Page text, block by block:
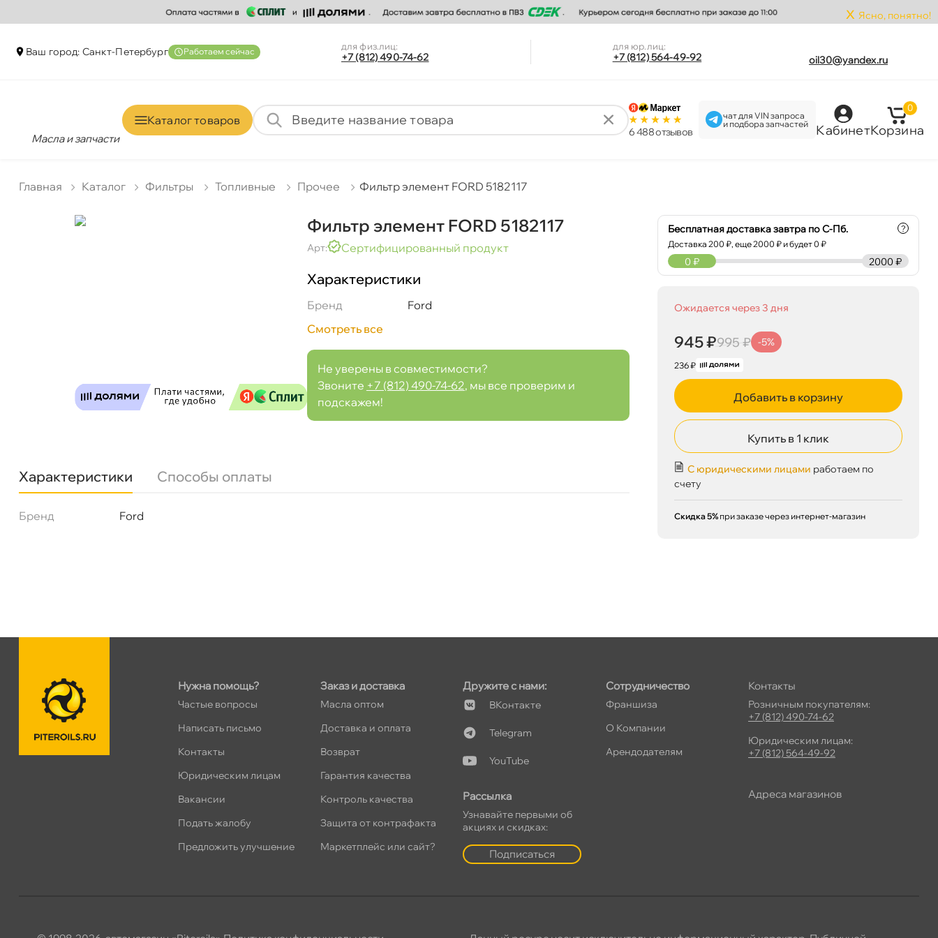
x Ясно, понятно!
аш город: Санкт-Петербур Работаем сейчас для физ.лиц:
+7 (812) 490-74-62
для юр.лиц:
+7 (812) 564-49-92 oil30@yandex.ru
Масла и запчасти
Каталог товаро
6 488 отзыво
чат для VIN запроса
и подбора запчастей
Кабинет
0
Корзина
Главная Катало Фильтры Топливные Прочее Фильтр элемент FORD 5182117
Фильтр элемент FORD 5182117
Арт: Сертифицированный продукт
Характеристики
Бренд
Ford
Смотреть все
Не уверены в совместимости?
Звоните +7 (812) 490-74-62, мы все проверим и
подскажем!
Характеристики Способы оплаты
Бренд Ford
Бесплатная доставка завтра по С-Пб.
Доставка200 ₽, еще2000 ₽ и будет 0 ₽
?
2000 ₽
0 ₽
Ожидается через 3 дня
945 ₽995 ₽ -5%
236 ₽
Добавить в корзину
Купить в 1 клик
С юридическими лицами работаем по
счету
Скидка 5% при заказе через интернет-магазин
945 ₽995 ₽
Бесплатная Завтра, 09.08 (при заказе от 2000₽) Срочная за 2 ч – 399 ₽ Сегодня, 09.08
ул. Салова, д. 30
Пн-Пт09.30 - 19.00
Сегодня, бесплатно
пр.Науки 10к1 (2 этаж)
Сегодня, бесплатно
Ленинский пр. 92 к.1
Нужна помощь?
Частые вопросы
Написать письмо
Контакты
Юридическим лицам
акансии
Подать жалобу
Предложить улучшение
Заказ и доставка
Масла оптом
Доставка и оплата
озврат
Гарантия качества
Контроль качества
Защита от контрафакта
Маркетплейс или сайт?
Дружите с нами:
Контакте
Telegram
YouTube
Рассылка
Узнавайте первыми о
акциях и скидках:
Подписаться
Сотрудничество
Франшиза
О Компании
Арендодателям
Контакты
Розничным покупателям:
+7 (812) 490-74-62
Юридическим лицам:
+7 (812) 564-49-92
Адреса магазино